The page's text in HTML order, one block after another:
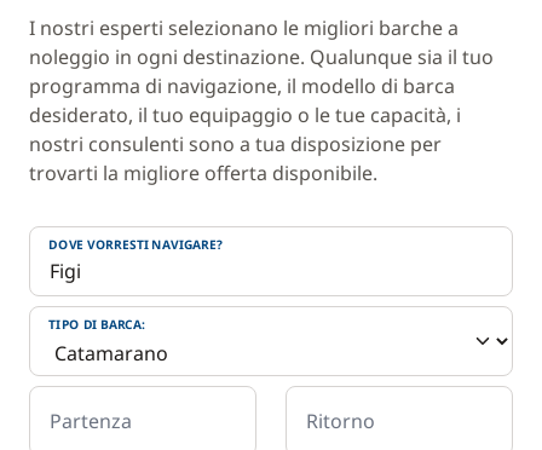
I nostri esperti selezionano le migliori barche a
noleggio in ogni destinazione. Qualunque sia il tuo
programma di navigazione, il modello di barca
desiderato, il tuo equipaggio o le tue capacità, i
nostri consulenti sono a tua disposizione per
trovarti la migliore offerta disponibile.
DOVE VORRESTI NAVIGARE?
TIPO DI BARCA:
Partenza Ritorno